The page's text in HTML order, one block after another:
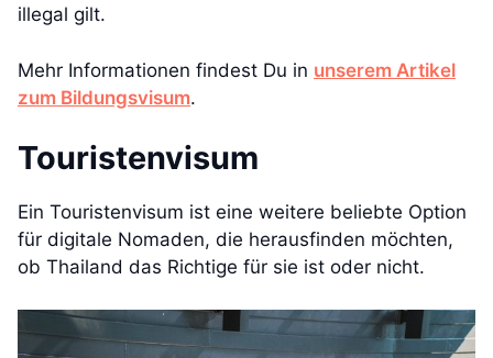
illegal gilt.
Mehr Informationen findest Du in unserem Artikel
zum Bildungsvisum.
Touristenvisum
Ein Touristenvisum ist eine weitere beliebte Option
für digitale Nomaden, die herausfinden möchten,
ob Thailand das Richtige für sie ist oder nicht.